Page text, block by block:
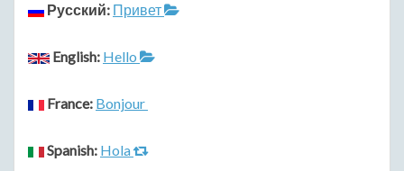
Русский: Привет
English: Hello
France: Bonjour
Spanish: Hola